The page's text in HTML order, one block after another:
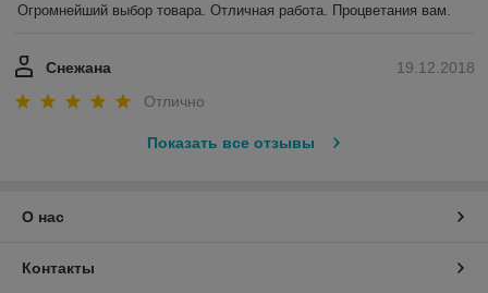
Огромнейший выбор товара. Отличная работа. Процветания вам.
19.12.2018
Снежана
Отлично
Показать все отзывы
О нас
Контакты